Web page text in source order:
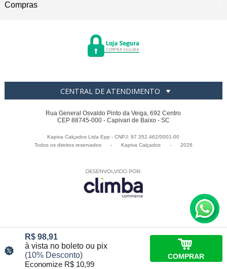
Compras
CENTRAL DE ATENDIMENTO
Rua General Osvaldo Pinto da Veiga, 692 Centro
CEP 88745-000 - Capivari de Baixo - SC
Kapiva Calçados Ltda Epp - CNPJ: 97.352.462/0001-00
Todos os direitos reservados
- Kapiva Calçados - 2026
R$ 98,91
à vista no boleto ou pix
(10% Desconto)
Economize R$ 10,99
COMPRAR